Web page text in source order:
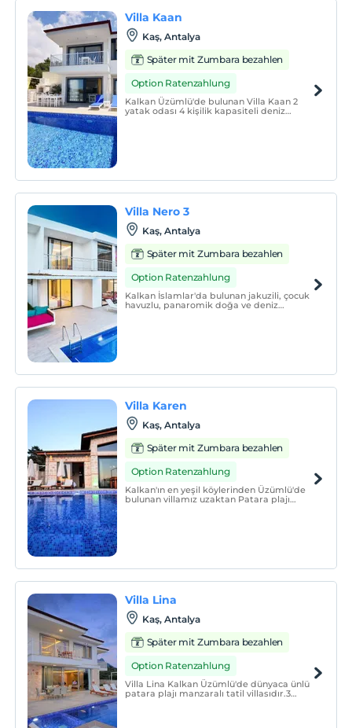
Villa Kaan
Kaş, Antalya
Später mit Zumbara bezahlen
Option Ratenzahlung
Kalkan Üzümlü'de bulunan Villa Kaan 2
yatak odası 4 kişilik kapasiteli deniz
Villa Nero 3
Kaş, Antalya
Später mit Zumbara bezahlen
Option Ratenzahlung
Kalkan İslamlar'da bulunan jakuzili, çocuk
havuzlu, panaromik doğa ve deniz
Villa Karen
Kaş, Antalya
Später mit Zumbara bezahlen
Option Ratenzahlung
Kalkan'ın en yeşil köylerinden Üzümlü'de
bulunan villamız uzaktan Patara plajı
Villa Lina
Kaş, Antalya
Später mit Zumbara bezahlen
Option Ratenzahlung
Villa Lina Kalkan Üzümlü'de dünyaca ünlü
patara plajı manzaralı tatil villasıdır.3